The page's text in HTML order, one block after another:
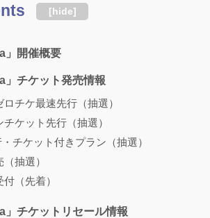
[hide]
」開催概要
」チケット発売情報
ロチケ最速先行（抽選）
チケット先行（抽選）
チケット付きプラン（抽選）
抽選）
（先着）
」チケットリセール情報